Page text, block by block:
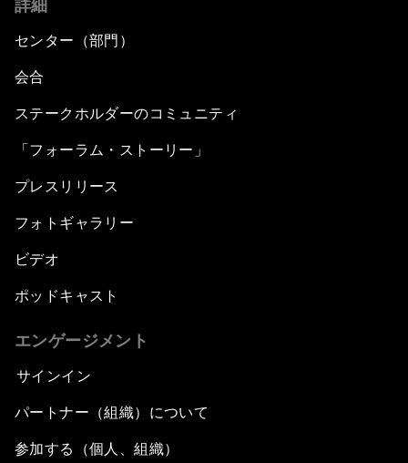
詳細
センター（部門）
会合
ステークホルダーのコミュニティ
「フォーラム・ストーリー」
プレスリリース
フォトギャラリー
ビデオ
ポッドキャスト
エンゲージメント
サインイン
パートナー（組織）について
参加する（個人、組織）